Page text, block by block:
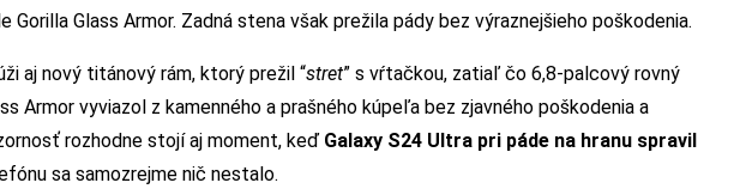
Gorilla Glass Armor. Zadná stena však prežila pády bez výraznejšieho poškodenia.
aj nový titánový rám, ktorý prežil “stret” s vŕtačkou, zatiaľ čo 6,8-palcový rovný
Armor vyviazol z kamenného a prašného kúpeľa bez zjavného poškodenia a
rozhodne stojí aj moment, keď Galaxy S24 Ultra pri páde na hranu spravil
sa samozrejme nič nestalo.